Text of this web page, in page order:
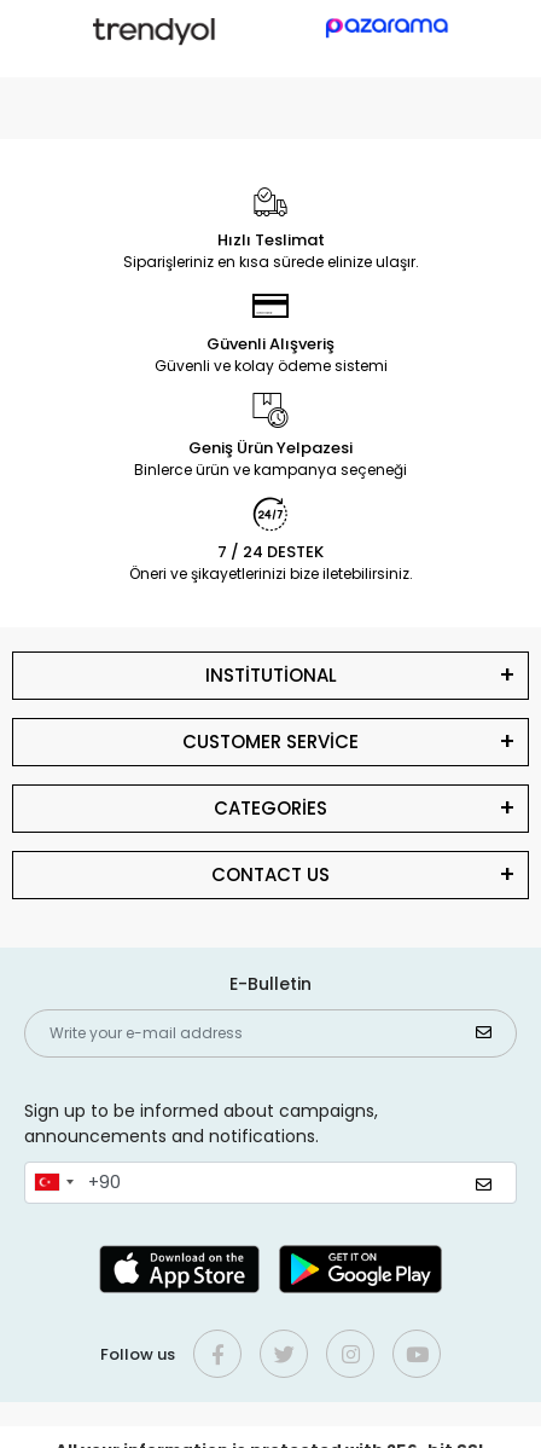
Hızlı Teslimat
Siparişleriniz en kısa sürede elinize ulaşır.
Güvenli Alışveriş
Güvenli ve kolay ödeme sistemi
Geniş Ürün Yelpazesi
Binlerce ürün ve kampanya seçeneği
7 / 24 DESTEK
Öneri ve şikayetlerinizi bize iletebilirsiniz.
INSTİTUTİONAL
CUSTOMER SERVİCE
CATEGORİES
CONTACT US
E-Bulletin
Sign up to be informed about campaigns,
announcements and notifications.
Follow us